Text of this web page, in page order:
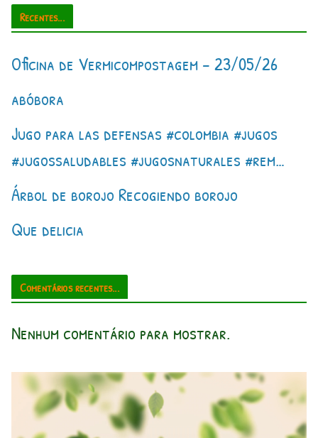
Recentes...
Oficina de Vermicompostagem – 23/05/26
abóbora
Jugo para las defensas #colombia #jugos
#jugossaludables #jugosnaturales #rem…
Árbol de borojo Recogiendo borojo
Que delicia
Comentários recentes...
Nenhum comentário para mostrar.